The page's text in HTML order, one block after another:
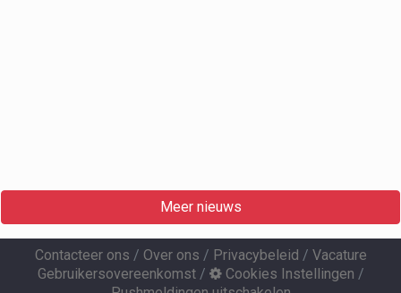
Meer nieuws
Contacteer ons / Over ons / Privacybeleid / Vacature
Gebruikersovereenkomst/ Cookies Instellingen /